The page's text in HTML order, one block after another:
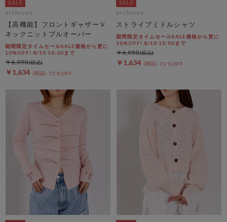
archives
【高機能】フロントギャザーＶ
ネックニットプルオーバー
期間限定タイムセールSALE価格から更に
10%OFF! 8/10 10:00まで
￥1,634 72％OFF
￥6,050
archives
ストライプミドルシャツ
期間限定タイムセールSALE価格から更に
10%OFF! 8/10 10:00まで
￥1,634 72％OFF
￥6,050